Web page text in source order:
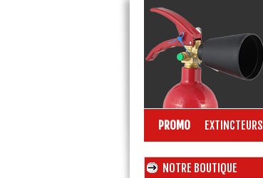
PROMO EXTINCTEURS
NOTRE BOUTIQUE